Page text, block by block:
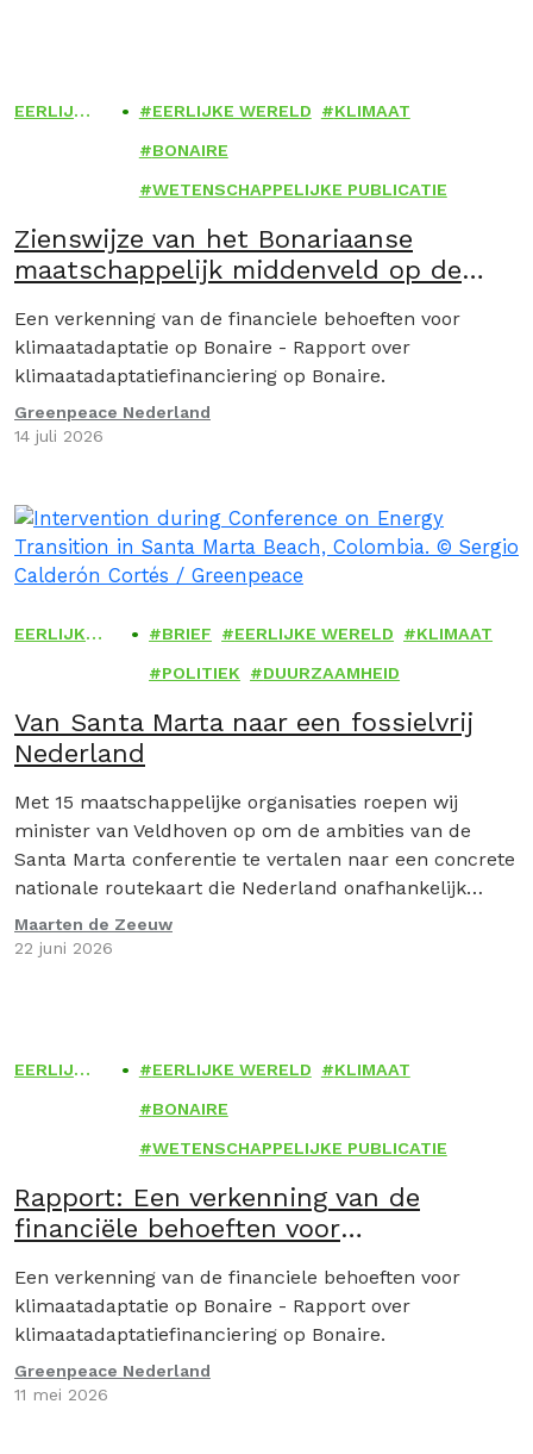
EERLIJK
EERLIJKE WERELD KLIMAAT
BONAIRE
WETENSCHAPPELIJKE PUBLICATIE
Zienswijze van het Bonariaanse
maatschappelijk middenveld op de
Klimaatadaptatiestrategie (NAS) 2026
Een verkenning van de financiele behoeften voor
klimaatadaptatie op Bonaire - Rapport over
klimaatadaptatiefinanciering op Bonaire.
Greenpeace Nederland
14 juli 2026
EERLIJKE
BRIEF EERLIJKE WERELD KLIMAAT
POLITIEK DUURZAAMHEID
Van Santa Marta naar een fossielvrij
Nederland
Met 15 maatschappelijke organisaties roepen wij
minister van Veldhoven op om de ambities van de
Santa Marta conferentie te vertalen naar een concrete
nationale routekaart die Nederland onafhankelijk
maakt van fossiele brandstoffen.
Maarten de Zeeuw
22 juni 2026
EERLIJK
EERLIJKE WERELD KLIMAAT
BONAIRE
WETENSCHAPPELIJKE PUBLICATIE
Rapport: Een verkenning van de
financiële behoeften voor
Een verkenning van de financiele behoeften voor
klimaatadaptatie op Bonaire - Rapport over
klimaatadaptatiefinanciering op Bonaire.
Greenpeace Nederland
11 mei 2026